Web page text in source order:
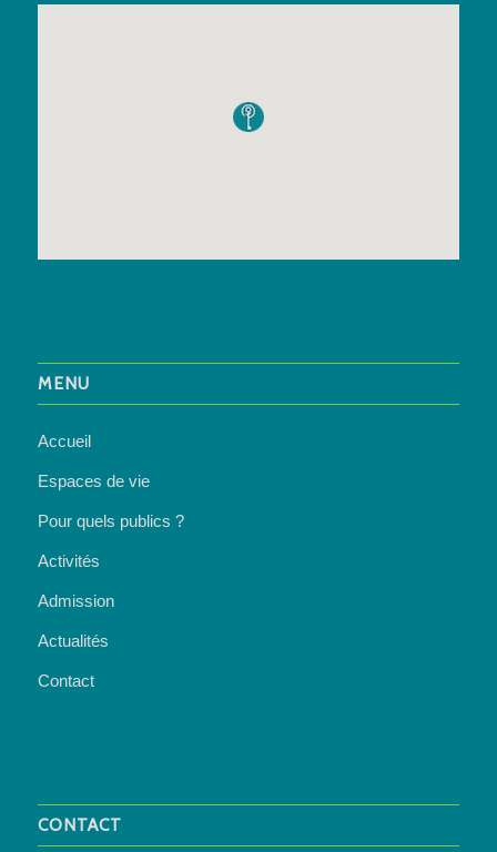
MENU
Accueil
Espaces de vie
Pour quels publics ?
Activités
Admission
Actualités
Contact
CONTACT